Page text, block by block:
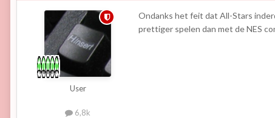
User
6,8k
Ondanks het feit dat All-Stars
prettiger spelen dan met de NES